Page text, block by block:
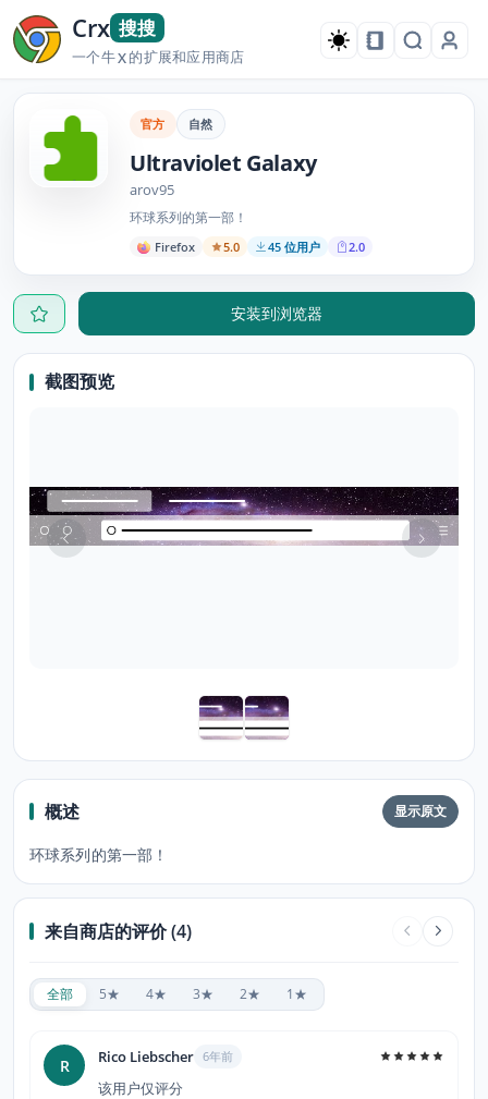
Crx 搜搜
一个牛X的扩展和应用商店
官方 自然
Ultraviolet Galaxy
arov95
环球系列的第一部！
Firefox 5.0 45 位用户 2.0
安装到浏览器
截图预览
概述 显示原文
环球系列的第一部！
来自商店的评价 (4)
全部 5★ 4★ 3★ 2★ 1★
R Rico Liebscher 6年前
该用户仅评分